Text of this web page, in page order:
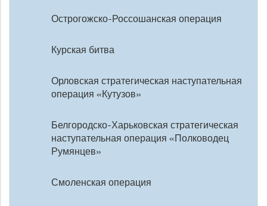
Острогожско-Россошанская операция
Курская битва
Орловская стратегическая наступательная
операция «Кутузов»
Белгородско-Харьковская стратегическая
наступательная операция «Полководец
Румянцев»
Смоленская операция